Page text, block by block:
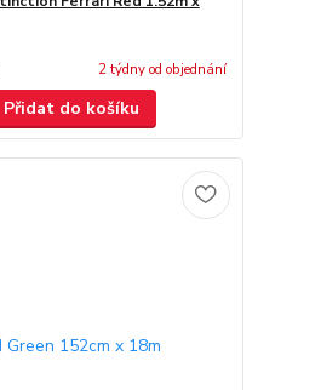
2 týdny od objednání
Přidat do košíku